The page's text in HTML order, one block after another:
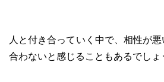
人と付き合っていく中で、相性が
合わないと感じることもあるでしょ